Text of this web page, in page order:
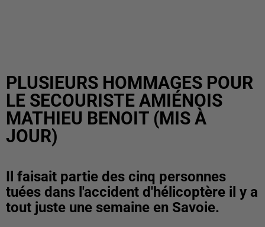
PLUSIEURS HOMMAGES POUR
LE SECOURISTE AMIÉNOIS
MATHIEU BENOIT (MIS À
JOUR)
Il faisait partie des cinq personnes
tuées dans l'accident d'hélicoptère il y a
tout juste une semaine en Savoie.